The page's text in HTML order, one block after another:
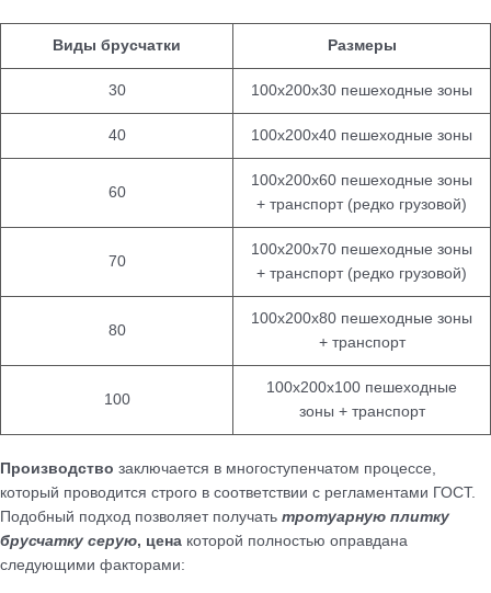
Виды брусчатки Размеры
30 100х200х30 пешеходные зоны
40 100х200х40 пешеходные зоны
60
100х200х60 пешеходные зоны
+ транспорт (редко грузовой)
70
100х200х70 пешеходные зоны
+ транспорт (редко грузовой)
80
100х200х80 пешеходные зоны
+ транспорт
100
100х200х100 пешеходные
зоны + транспорт
Производство заключается в многоступенчатом процессе,
который проводится строго в соответствии с регламентами ГОСТ.
Подобный подход позволяет получать тротуарную плитку
брусчатку серую, цена которой полностью оправдана
следующими факторами: